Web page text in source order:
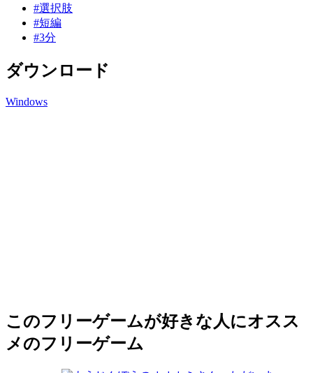
#選択肢
#短編
#3分
ダウンロード
Windows
このフリーゲームが好きな人にオスス
メのフリーゲーム